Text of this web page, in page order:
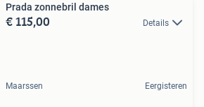
Prada zonnebril dames
€ 115,00 Details
Maarssen Eergisteren